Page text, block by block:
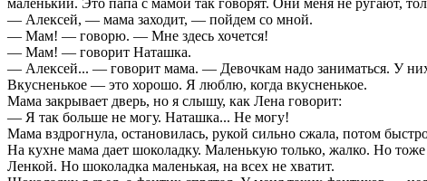
— Алексей, — мама заходит, — пойдем со мной.
— Мам! — говорю. — Мне здесь хочется!
— Мам! — говорит Наташка.
— Алексей... — говорит мама. — Девочкам надо заниматься. У
Вкусненькое — это хорошо. Я люблю, когда вкусненькое.
Мама закрывает дверь, но я слышу, как Лена говорит:
— Я так больше не могу. Наташка... Не могу!
Мама вздрогнула, остановилась, рукой сильно сжала, потом
На кухне мама дает шоколадку. Маленькую только, жалко. Но
Ленкой. Но шоколадка маленькая, на всех не хватит.